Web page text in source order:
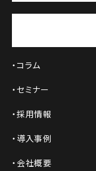
コラム
セミナー
採用情報
導入事例
会社概要